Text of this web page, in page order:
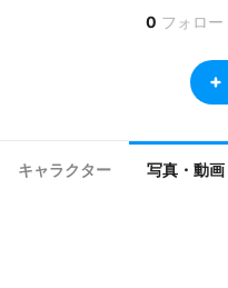
0 フォロー
キャラクター 写真・動画